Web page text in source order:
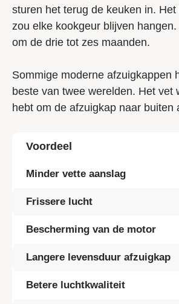
sturen het terug de keuken in.
zou elke kookgeur blijven
om de drie tot zes maanden.
Sommige moderne afzuigkappen
beste van twee werelden. Het
hebt om de afzuigkap naar buiten
Voordeel
Minder vette aanslag
Frissere lucht
Bescherming van de motor
Langere levensduur afzuigkap
Betere luchtkwaliteit